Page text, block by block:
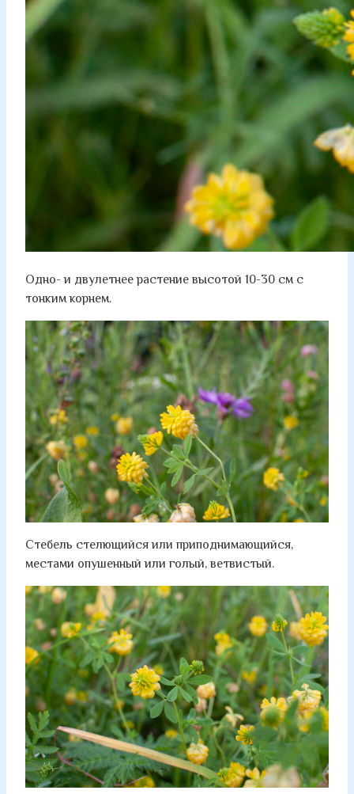
Одно- и двулетнее растение высотой 10-30 см с
тонким корнем.
Стебель стелющийся или приподнимающийся,
местами опушенный или голый, ветвистый.